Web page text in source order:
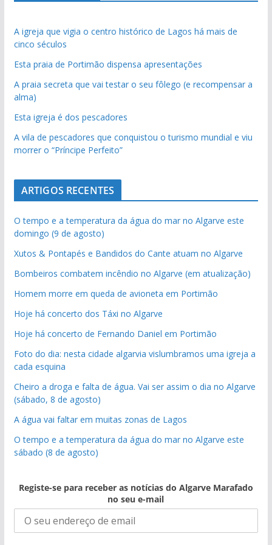
A igreja que vigia o centro histórico de Lagos há mais de
cinco séculos
Esta praia de Portimão dispensa apresentações
A praia secreta que vai testar o seu fôlego (e recompensar a
alma)
Esta igreja é dos pescadores
A vila de pescadores que conquistou o turismo mundial e viu
morrer o “Príncipe Perfeito”
ARTIGOS RECENTES
O tempo e a temperatura da água do mar no Algarve este
domingo (9 de agosto)
Xutos & Pontapés e Bandidos do Cante atuam no Algarve
Bombeiros combatem incêndio no Algarve (em atualização)
Homem morre em queda de avioneta em Portimão
Hoje há concerto dos Táxi no Algarve
Hoje há concerto de Fernando Daniel em Portimão
Foto do dia: nesta cidade algarvia vislumbramos uma igreja a
cada esquina
Cheiro a droga e falta de água. Vai ser assim o dia no Algarve
(sábado, 8 de agosto)
A água vai faltar em muitas zonas de Lagos
O tempo e a temperatura da água do mar no Algarve este
sábado (8 de agosto)
Registe-se para receber as notícias do Algarve Marafado
no seu e-mail